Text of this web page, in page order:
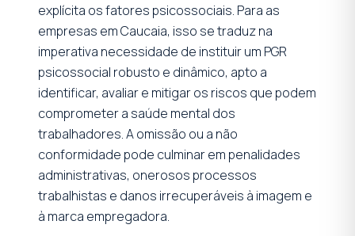
explícita os fatores psicossociais. Para as
empresas em Caucaia, isso se traduz na
imperativa necessidade de instituir um PGR
psicossocial robusto e dinâmico, apto a
identificar, avaliar e mitigar os riscos que podem
comprometer a saúde mental dos
trabalhadores. A omissão ou a não
conformidade pode culminar em penalidades
administrativas, onerosos processos
trabalhistas e danos irrecuperáveis à imagem e
à marca empregadora.